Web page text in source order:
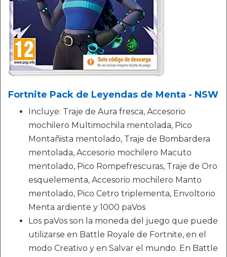
Fortnite Pack de Leyendas de Menta - NSW
Incluye: Traje de Aura fresca, Accesorio
mochilero Multimochila mentolada, Pico
Montañista mentolado, Traje de Bombardera
mentolada, Accesorio mochilero Macuto
mentolado, Pico Rompefrescuras, Traje de Oro
esquelementa, Accesorio mochilero Manto
mentolado, Pico Cetro triplementa, Envoltorio
Menta ardiente y 1000 paVos
Los paVos son la moneda del juego que puede
utilizarse en Battle Royale de Fortnite, en el
modo Creativo y en Salvar el mundo. En Battle